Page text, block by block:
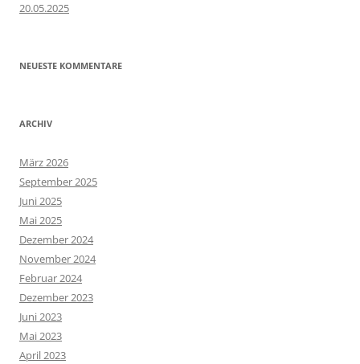
20.05.2025
NEUESTE KOMMENTARE
ARCHIV
März 2026
September 2025
Juni 2025
Mai 2025
Dezember 2024
November 2024
Februar 2024
Dezember 2023
Juni 2023
Mai 2023
April 2023